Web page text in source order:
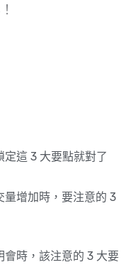
這 3 大要點就對了
量增加時，要注意的 3
會時，該注意的 3 大要